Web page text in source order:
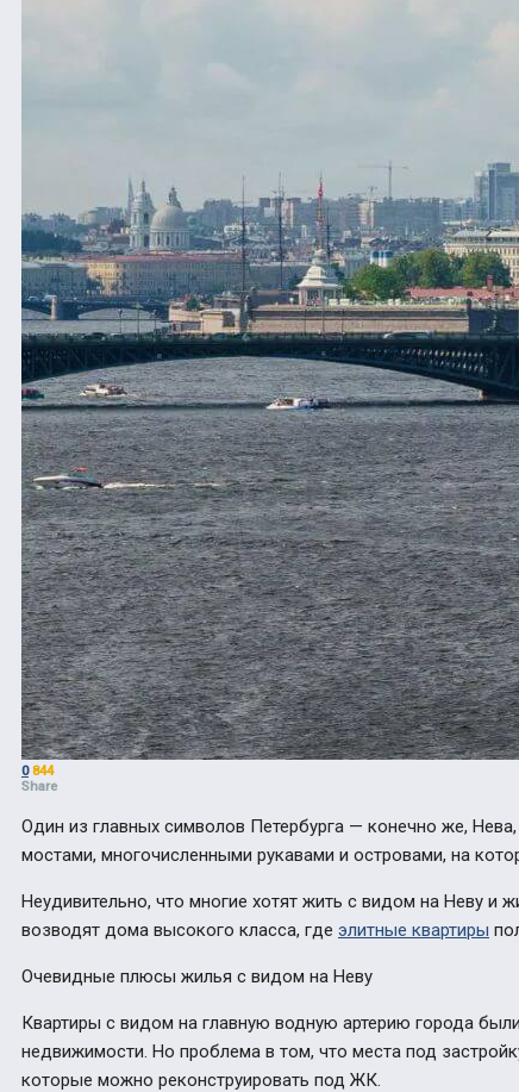
0 844
Share
Один из главных символов Петербурга — конечно же,
мостами, многочисленными рукавами и островами, на
Неудивительно, что многие хотят жить с видом на Неву и
возводят дома высокого класса, где элитные квартиры
Очевидные плюсы жилья с видом на Неву
Квартиры с видом на главную водную артерию города
недвижимости. Но проблема в том, что места под
которые можно реконструировать под ЖК.